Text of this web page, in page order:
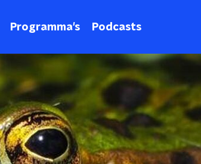
Programma's Podcasts